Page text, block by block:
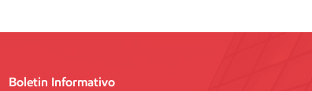
Boletin Informativo